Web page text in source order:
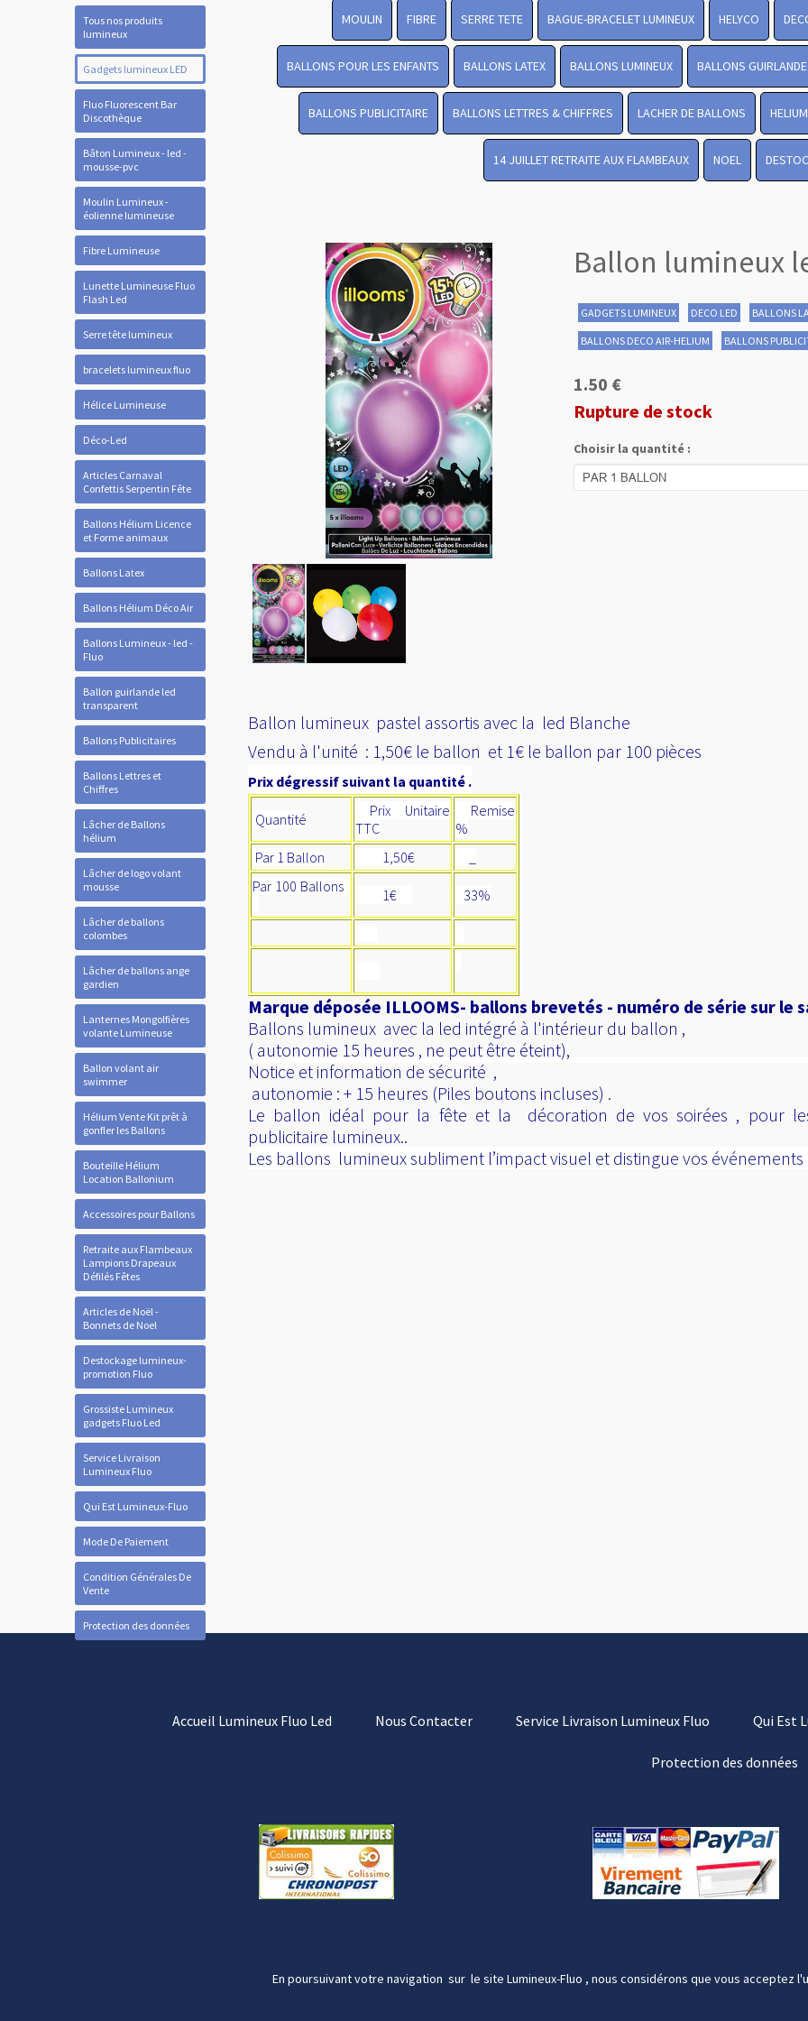
Tous nos produits
lumineux
Gadgets lumineux LED
Fluo Fluorescent Bar
Discothèque
Bâton Lumineux - led -
mousse-pvc
Moulin Lumineux -
éolienne lumineuse
Fibre Lumineuse
Lunette Lumineuse Fluo
Flash Led
Serre tête lumineux
bracelets lumineux fluo
Hélice Lumineuse
Déco-Led
Articles Carnaval
Confettis Serpentin Fête
Ballons Hélium Licence
et Forme animaux
Ballons Latex
Ballons Hélium Déco Air
Ballons Lumineux - led -
Fluo
Ballon guirlande led
transparent
Ballons Publicitaires
Ballons Lettres et
Chiffres
Lâcher de Ballons
hélium
Lâcher de logo volant
mousse
Lâcher de ballons
colombes
Lâcher de ballons ange
gardien
Lanternes Mongolfières
volante Lumineuse
Ballon volant air
swimmer
Hélium Vente Kit prêt à
gonfler les Ballons
Bouteille Hélium
Location Ballonium
Accessoires pour Ballons
Retraite aux Flambeaux
Lampions Drapeaux
Défilés Fêtes
Articles de Noël -
Bonnets de Noel
Destockage lumineux-
promotion Fluo
Grossiste Lumineux
gadgets Fluo Led
Service Livraison
Lumineux Fluo
Qui Est Lumineux-Fluo
Mode De Paiement
Condition Générales De
Vente
Protection des données
Accueil Lumineux Fluo Led Nous Contacter Service Livraison Lumineux Fluo Qui Est
Protection des données
En poursuivant votre navigation sur le site Lumineux-Fluo , nous considérons que vous acceptez
MOULIN FIBRE SERRE TETE BAGUE-BRACELET LUMINEUX HELYCO
BALLONS POUR LES ENFANTS BALLONS LATEX BALLONS LUMINEUX BALLONS GUIRLANDE
BALLONS PUBLICITAIRE BALLONS LETTRES & CHIFFRES LACHER DE BALLONS
14 JUILLET RETRAITE AUX FLAMBEAUX NOEL
Ballon lumineux
GADGETS LUMINEUX DECO LED BALLONS
BALLONS DECO AIR-HELIUM BALLONS
1.50 €
Rupture de stock
Choisir la quantité :
Ballon lumineux pastel assortis avec la led Blanche
Vendu à l'unité : 1,50€ le ballon et 1€ le ballon par 100 pièces
Prix dégressif suivant la quantité .
Quantité
Prix Unitaire
TTC
Remise
%
Par 1 Ballon
1,50€
Par 100 Ballons
1€ 33%
Marque déposée ILLOOMS- ballons brevetés - numéro de série sur le
Ballons lumineux avec la led intégré à l'intérieur du ballon ,
( autonomie 15 heures , ne peut être éteint),
Notice et information de sécurité ,
autonomie : + 15 heures (Piles boutons incluses) .
Le ballon idéal pour la fête et la décoration de vos soirées , pour les
publicitaire lumineux..
Les ballons lumineux subliment l’impact visuel et distingue vos